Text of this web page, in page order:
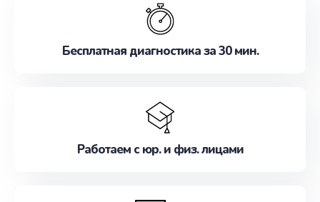
наилучшим образом. Не медлите записаться на
Бесплатная диагностика за 30 мин.
Работаем с юр. и физ. лицами